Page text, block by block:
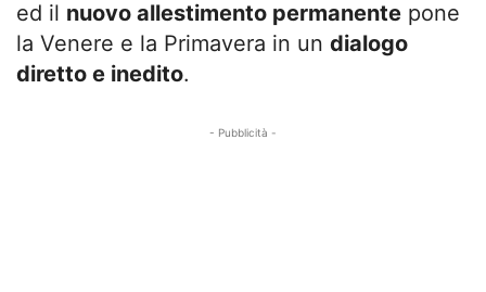
ed il nuovo allestimento permanente pone
la Venere e la Primavera in un dialogo
diretto e inedito.
- Pubblicità -